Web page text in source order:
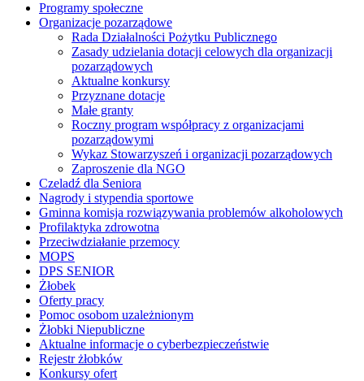
Programy społeczne
Organizacje pozarządowe
Rada Działalności Pożytku Publicznego
Zasady udzielania dotacji celowych dla organizacji
pozarządowych
Aktualne konkursy
Przyznane dotacje
Małe granty
Roczny program współpracy z organizacjami
pozarządowymi
Wykaz Stowarzyszeń i organizacji pozarządowych
Zaproszenie dla NGO
Czeladź dla Seniora
Nagrody i stypendia sportowe
Gminna komisja rozwiązywania problemów alkoholowych
Profilaktyka zdrowotna
Przeciwdziałanie przemocy
MOPS
DPS SENIOR
Żłobek
Oferty pracy
Pomoc osobom uzależnionym
Żłobki Niepubliczne
Aktualne informacje o cyberbezpieczeństwie
Rejestr żłobków
Konkursy ofert